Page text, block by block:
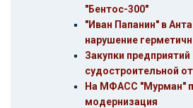
"Бентос-300"
"Иван Папанин" в
нарушение
Закупки предприятий
судостроительной
На МФАСС "Мурман"
модернизация